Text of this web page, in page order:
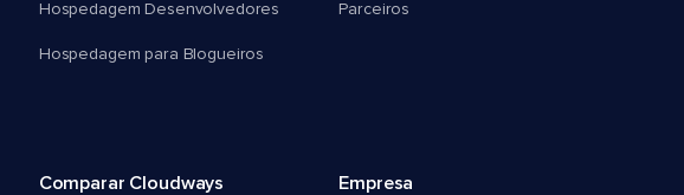
Hospedagem Desenvolvedores
Hospedagem para Blogueiros
Parceiros
Comparar Cloudways Empresa